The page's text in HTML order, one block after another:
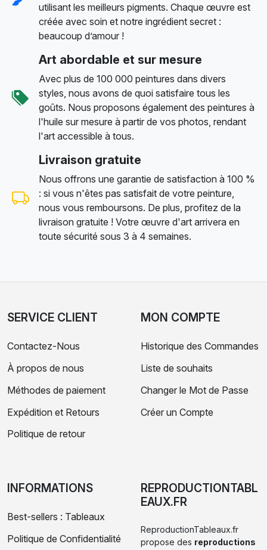
utilisant les meilleurs pigments. Chaque œuvre est
créée avec soin et notre ingrédient secret :
beaucoup d’amour !
Art abordable et sur mesure
Avec plus de 100 000 peintures dans divers
styles, nous avons de quoi satisfaire tous les
goûts. Nous proposons également des peintures à
l'huile sur mesure à partir de vos photos, rendant
l'art accessible à tous.
Livraison gratuite
Nous offrons une garantie de satisfaction à 100 %
: si vous n'êtes pas satisfait de votre peinture,
nous vous remboursons. De plus, profitez de la
livraison gratuite ! Votre œuvre d'art arrivera en
toute sécurité sous 3 à 4 semaines.
SERVICE CLIENT
Contactez-Nous
À propos de nous
Méthodes de paiement
Expédition et Retours
Politique de retour
MON COMPTE
Historique des Commandes
Liste de souhaits
Changer le Mot de Passe
Créer un Compte
INFORMATIONS
Best-sellers : Tableaux
Politique de Confidentialité
REPRODUCTIONTABL
EAUX.FR
ReproductionTableaux.fr
propose des reproductions